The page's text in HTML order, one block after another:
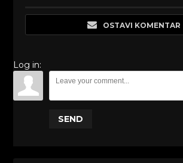
OSTAVI KOMENTAR
Log in:
SEND